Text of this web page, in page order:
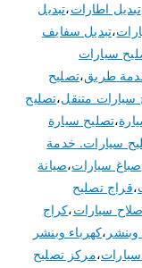
تبديل اطارات،تبديل
،تبديل سفايف
سيارات
طريق،تصليح
سيارات متنقل،تصليح
،تصليح سيارة
سيارات. خدمة
صباغ سيارات،صيانة
،قراج تصليح
سيارات،كراج
وبنشر ،كهرباء وبنشر
،مركز تصليح